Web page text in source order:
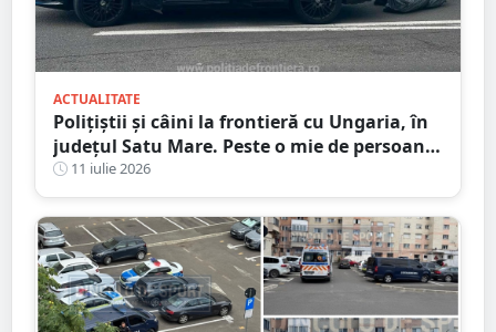
ACTUALITATE
Polițiștii și câini la frontieră cu Ungaria, în
județul Satu Mare. Peste o mie de persoane
verificate
11 iulie 2026